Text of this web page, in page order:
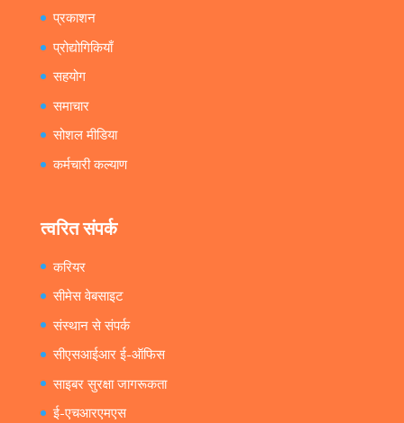
प्रकाशन
प्रोद्योगिकियाँ
सहयोग
समाचार
सोशल मीडिया
कर्मचारी कल्याण
त्वरित संपर्क
करियर
सीमेस वेबसाइट
संस्थान से संपर्क
सीएसआईआर ई-ऑफिस
साइबर सुरक्षा जागरूकता
ई-एचआरएमएस